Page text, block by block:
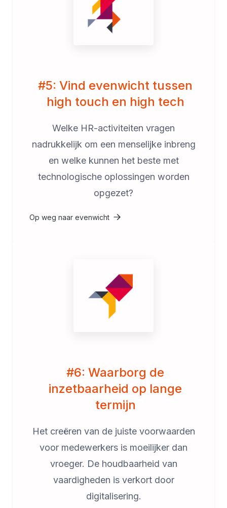
#5: Vind evenwicht tussen
high touch en high tech
Welke HR-activiteiten vragen
nadrukkelijk om een menselijke inbreng
en welke kunnen het beste met
technologische oplossingen worden
opgezet?
Op weg naar evenwicht
#6: Waarborg de
inzetbaarheid op lange
termijn
Het creëren van de juiste voorwaarden
voor medewerkers is moeilijker dan
vroeger. De houdbaarheid van
vaardigheden is verkort door
digitalisering.